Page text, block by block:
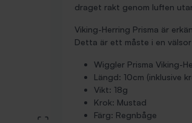
View large image
draget rakt genom luften
Viking-Herring Prisma är
Detta är ett måste i en
Wiggler Prisma Viking-
Längd: 10cm (inklusive
Vikt: 18g
Krok: Mustad
Färg: Regnbåge